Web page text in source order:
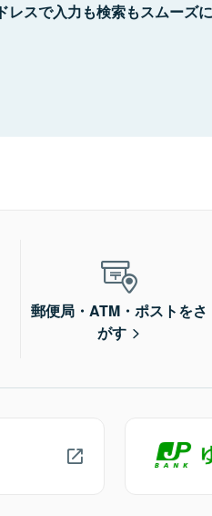
レスで入力も検索もスムーズ
郵便局・ATM・ポストをさ
がす